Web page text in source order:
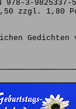
978-3-9825337-
zzgl. 1,80
Gedichten